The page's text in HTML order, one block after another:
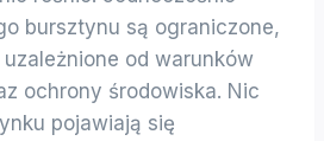
bursztynu są ograniczone,
od warunków
ochrony środowiska. Nic
pojawiają się